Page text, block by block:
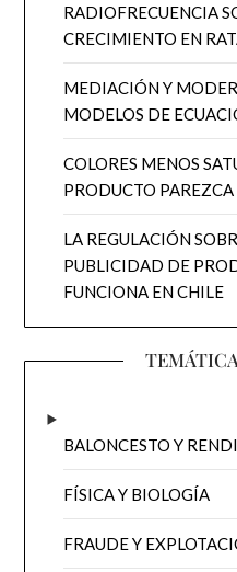
RADIOFRECUENCIA
CRECIMIENTO EN
MEDIACIÓN Y
MODELOS DE
COLORES MENOS
PRODUCTO
LA REGULACIÓN
PUBLICIDAD DE
FUNCIONA EN CHILE
BALONCESTO Y
FÍSICA Y BIOLOGÍA
FRAUDE Y